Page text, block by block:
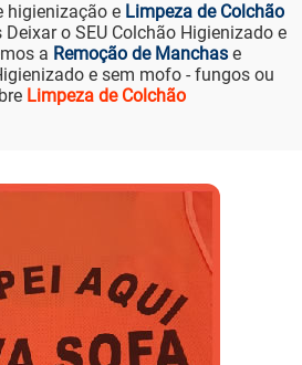
higienização e Limpeza de Colchão
o SEU Colchão Higienizado e
a Remoção de Manchase
e sem mofo - fungos ou
Limpeza de Colchão